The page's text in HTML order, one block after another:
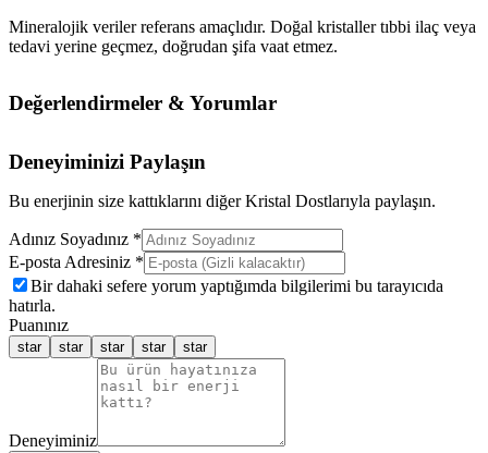
Mineralojik veriler referans amaçlıdır. Doğal kristaller tıbbi ilaç veya
tedavi yerine geçmez, doğrudan şifa vaat etmez.
Değerlendirmeler & Yorumlar
Deneyiminizi Paylaşın
Bu enerjinin size kattıklarını diğer Kristal Dostlarıyla paylaşın.
Adınız Soyadınız *
E-posta Adresiniz *
Bir dahaki sefere yorum yaptığımda bilgilerimi bu tarayıcıda
hatırla.
Puanınız
star star star star star
Deneyiminiz